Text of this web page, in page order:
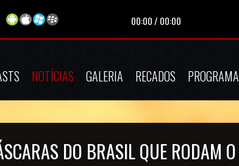
00:00/ 00:00
NOTÍCIAS GALERIA RECADOS
DO BRASIL QUE RODAM